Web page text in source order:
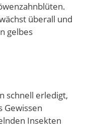
überall und
gelbes
schnell erledigt,
Gewissen
Insekten